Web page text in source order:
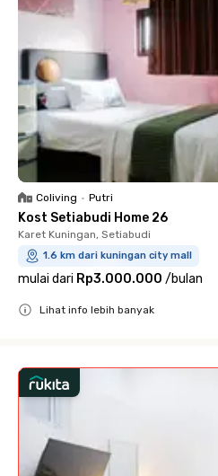
Coliving • Putri
Kost Setiabudi Home 26
Karet Kuningan, Setiabudi
1.6 km dari kuningan city mall
mulai dari Rp3.000.000 /bulan
Lihat info lebih banyak